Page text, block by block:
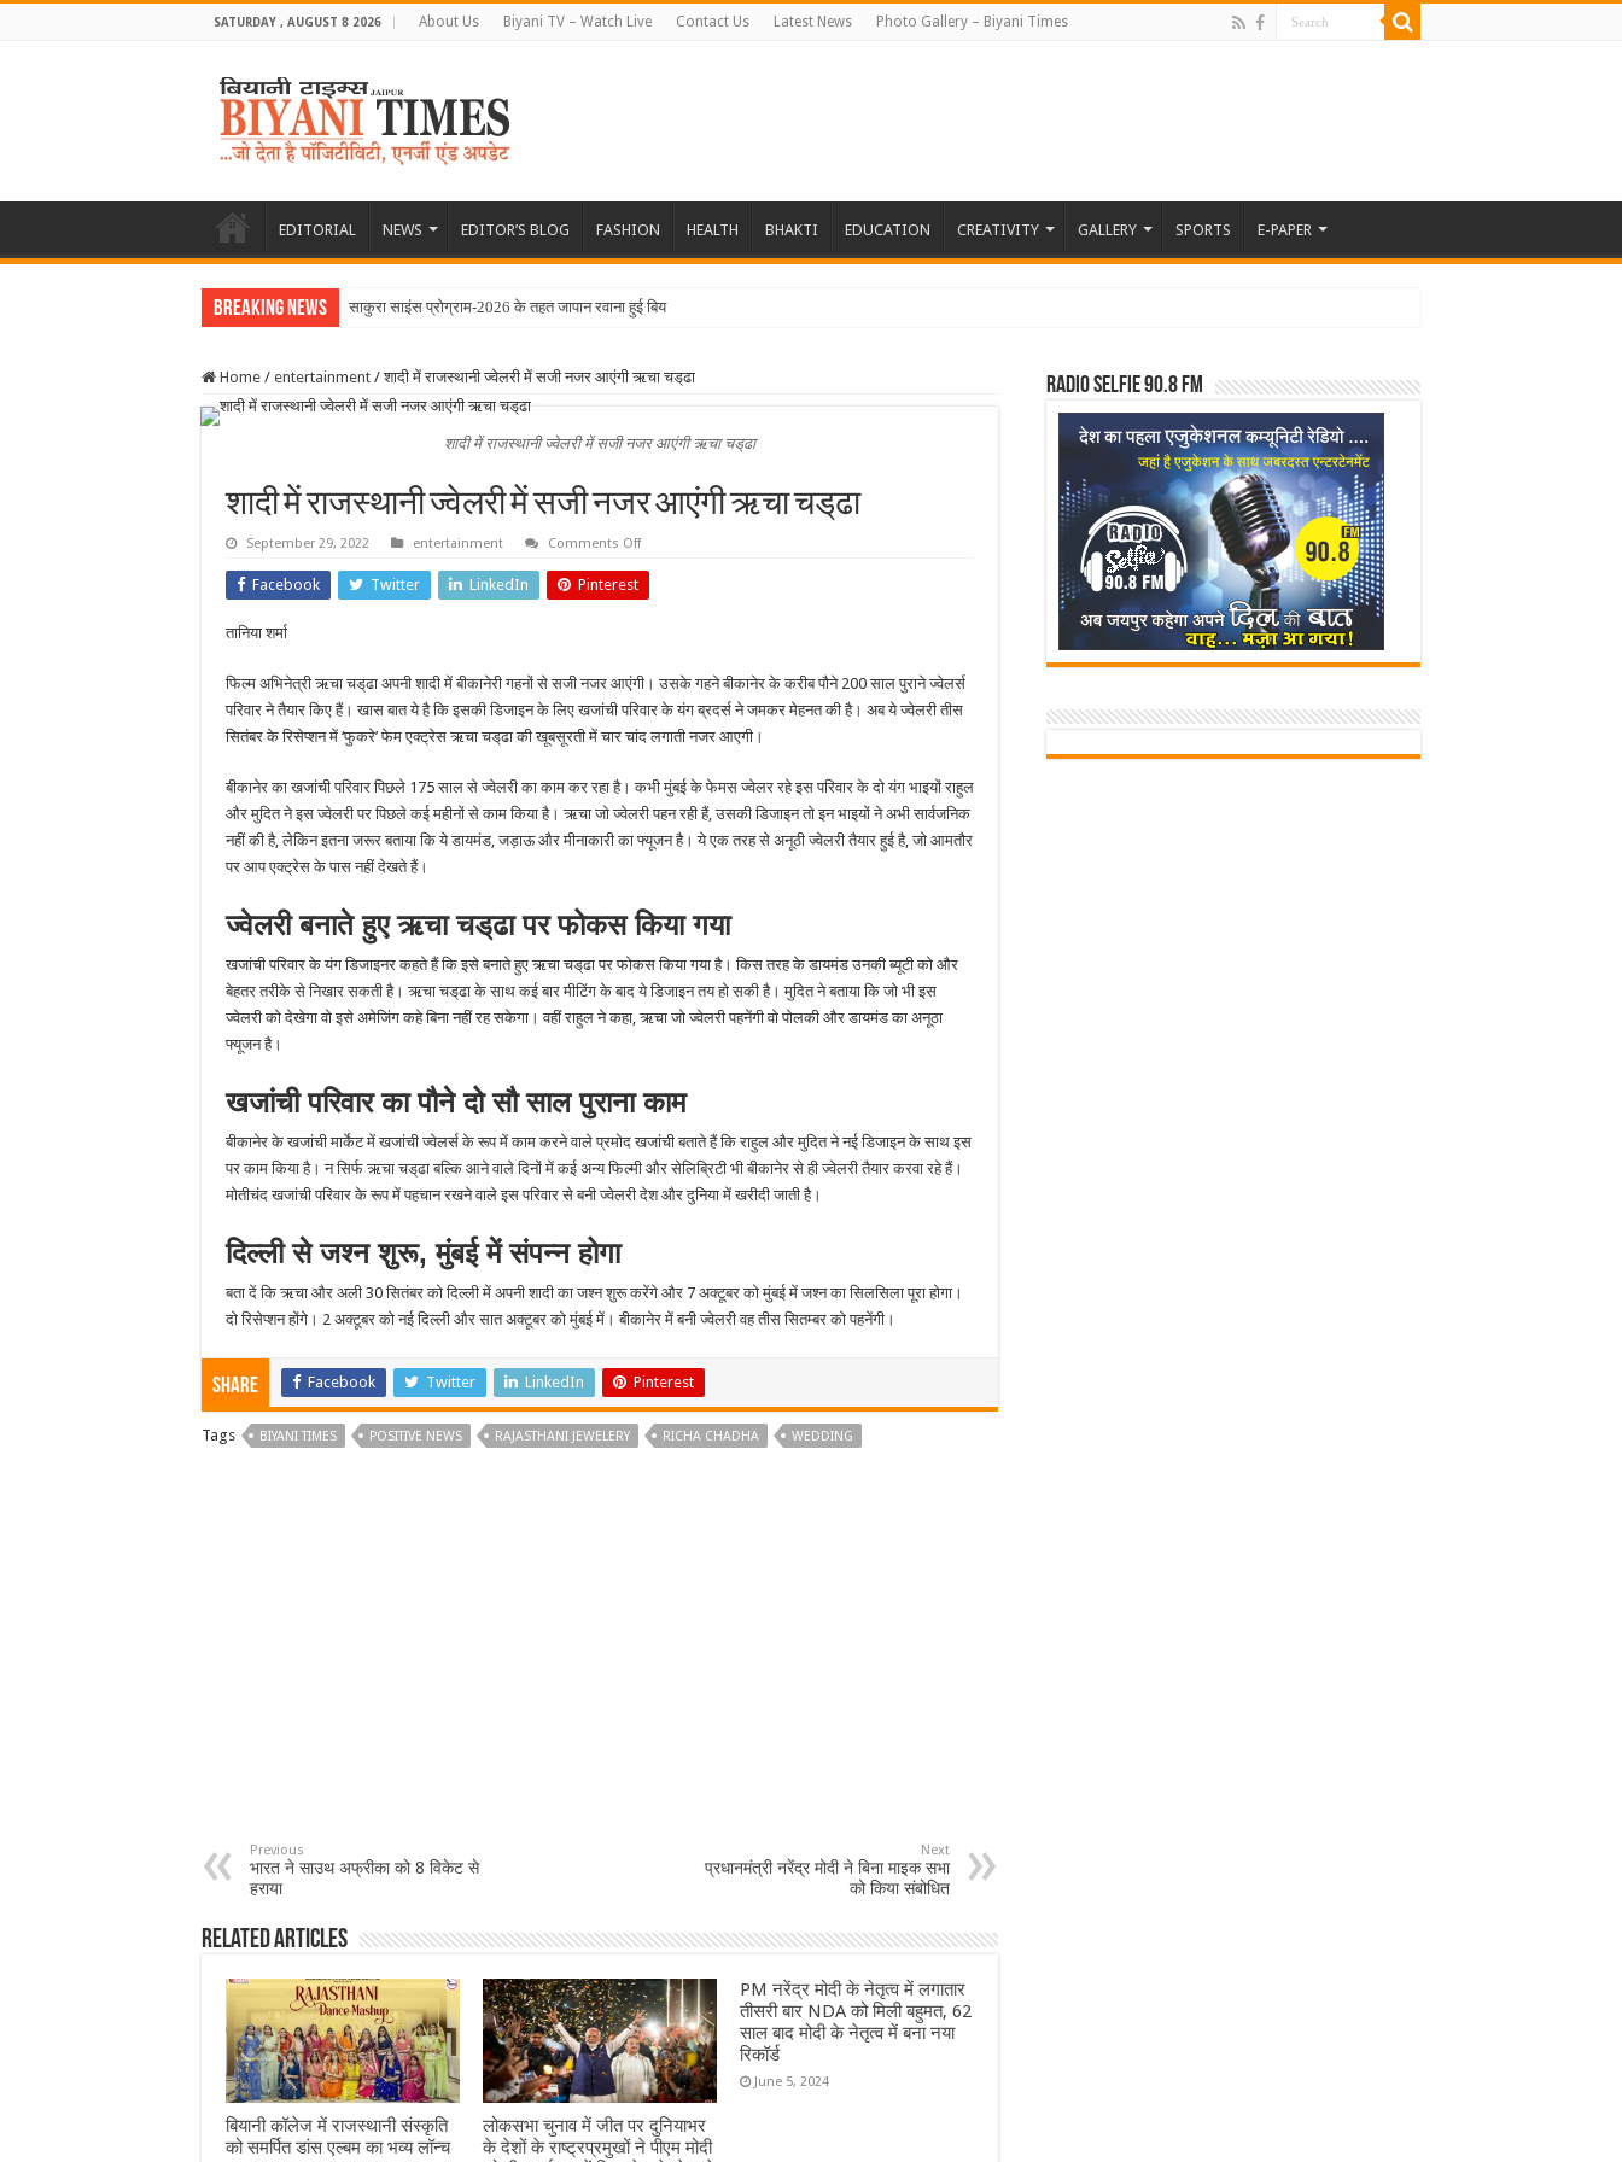
SATURDAY , AUGUST 8 2026 About Us Biyani TV – Watch Live Contact Us Latest News Photo Gallery – Biyani Times
EDITORIAL NEWS EDITOR’S BLOG FASHION HEALTH BHAKTI EDUCATION CREATIVITY GALLERY SPORTS E-PAPER
Breaking News साकुरा साइंस प्रोग्राम-2026 के तहत जापान रवाना हुई बियानी ग्रुप ऑफ
Home / entertainment / शादी में राजस्थानी ज्वेलरी में सजी नजर आएंगी ऋचा चड्‌ढा
शादी में राजस्थानी ज्वेलरी में सजी नजर आएंगी ऋचा चड्‌ढा
शादी में राजस्थानी ज्वेलरी में सजी नजर आएंगी ऋचा चड्‌ढा
September 29, 2022 entertainment Comments Offon
में
ज्वेलरी
ऋचा
चड्‌ढा
Facebook Twitter LinkedIn Pinterest
तानिया शर्मा
फिल्म अभिनेत्री ऋचा चड्‌ढा अपनी शादी में बीकानेरी गहनों से सजी नजर आएंगी। उसके गहने बीकानेर के करीब पौने 200 साल पुराने ज्वेलर्स
परिवार ने तैयार किए हैं। खास बात ये है कि इसकी डिजाइन के लिए खजांची परिवार के यंग ब्रदर्स ने जमकर मेहनत की है। अब ये ज्वेलरी तीस
सितंबर के रिसेप्शन में ‘फुकरे’ फेम एक्ट्रेस ऋचा चड्‌ढा की खूबसूरती में चार चांद लगाती नजर आएगी।
बीकानेर का खजांची परिवार पिछले 175 साल से ज्वेलरी का काम कर रहा है। कभी मुंबई के फेमस ज्वेलर रहे इस परिवार के दो यंग भाइयों राहुल
और मुदित ने इस ज्वेलरी पर पिछले कई महीनों से काम किया है। ऋचा जो ज्वेलरी पहन रही हैं, उसकी डिजाइन तो इन भाइयों ने अभी सार्वजनिक
नहीं की है, लेकिन इतना जरूर बताया कि ये डायमंड, जड़ाऊ और मीनाकारी का फ्यूजन है। ये एक तरह से अनूठी ज्वेलरी तैयार हुई है, जो आमतौर
पर आप एक्ट्रेस के पास नहीं देखते हैं।
ज्वेलरी बनाते हुए ऋचा चड्‌ढा पर फोकस किया गया
खजांची परिवार के यंग डिजाइनर कहते हैं कि इसे बनाते हुए ऋचा चड्‌ढा पर फोकस किया गया है। किस तरह के डायमंड उनकी ब्यूटी को और
बेहतर तरीके से निखार सकती है। ऋचा चड्‌ढा के साथ कई बार मीटिंग के बाद ये डिजाइन तय हो सकी है। मुदित ने बताया कि जो भी इस
ज्वेलरी को देखेगा वो इसे अमेजिंग कहे बिना नहीं रह सकेगा। वहीं राहुल ने कहा, ऋचा जो ज्वेलरी पहनेंगी वो पोलकी और डायमंड का अनूठा
फ्यूजन है।
खजांची परिवार का पौने दो सौ साल पुराना काम
बीकानेर के खजांची मार्केट में खजांची ज्वेलर्स के रूप में काम करने वाले प्रमोद खजांची बताते हैं कि राहुल और मुदित ने नई डिजाइन के साथ इस
पर काम किया है। न सिर्फ ऋचा चड्‌ढा बल्कि आने वाले दिनों में कई अन्य फिल्मी और सेलिब्रिटी भी बीकानेर से ही ज्वेलरी तैयार करवा रहे हैं।
मोतीचंद खजांची परिवार के रूप में पहचान रखने वाले इस परिवार से बनी ज्वेलरी देश और दुनिया में खरीदी जाती है।
दिल्ली से जश्न शुरू, मुंबई में संपन्न होगा
बता दें कि ऋचा और अली 30 सितंबर को दिल्ली में अपनी शादी का जश्न शुरू करेंगे और 7 अक्टूबर को मुंबई में जश्न का सिलसिला पूरा होगा।
दो रिसेप्शन होंगे। 2 अक्टूबर को नई दिल्ली और सात अक्टूबर को मुंबई में। बीकानेर में बनी ज्वेलरी वह तीस सितम्बर को पहनेंगी।
Share Facebook Twitter LinkedIn Pinterest
Tags BIYANI TIMES POSITIVE NEWS RAJASTHANI JEWELERY RICHA CHADHA WEDDING
Previous
भारत ने साउथ अफ्रीका को 8 विकेट से
हराया
Next
प्रधानमंत्री नरेंद्र मोदी ने बिना माइक सभा
को किया संबोधित
Related Articles
बियानी कॉलेज में राजस्थानी संस्कृति
को समर्पित डांस एल्बम का भव्य लॉन्च
लोकसभा चुनाव में जीत पर दुनियाभर
के देशों के राष्ट्रप्रमुखों ने पीएम मोदी
PM नरेंद्र मोदी के नेतृत्व में लगातार
तीसरी बार NDA को मिली बहुमत, 62
साल बाद मोदी के नेतृत्व में बना नया
रिकॉर्ड
June 5, 2024
Radio Selfie 90.8 FM